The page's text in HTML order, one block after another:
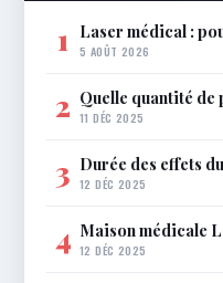
1 Laser médical :
5 AOÛT 2026
2 Quelle quantité
11 DÉC 2025
3 Durée des effets
12 DÉC 2025
4 Maison médicale
12 DÉC 2025